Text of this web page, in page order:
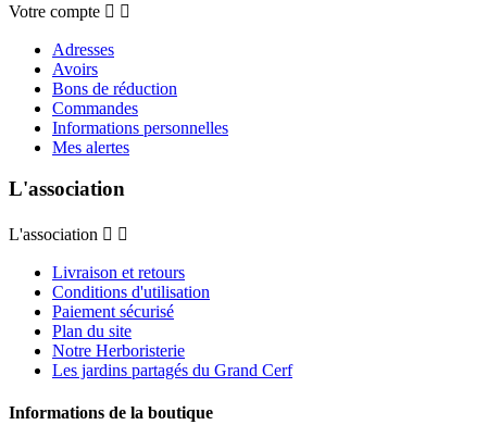
Votre compte  
Adresses
Avoirs
Bons de réduction
Commandes
Informations personnelles
Mes alertes
L'association
L'association  
Livraison et retours
Conditions d'utilisation
Paiement sécurisé
Plan du site
Notre Herboristerie
Les jardins partagés du Grand Cerf
Informations de la boutique